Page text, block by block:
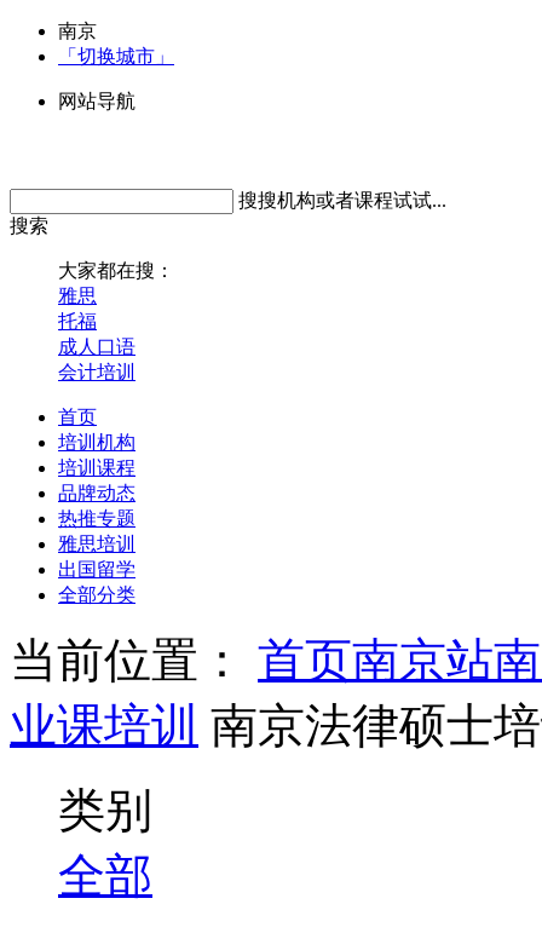
南京
「切换城市」
网站导航
搜搜机构或者课程试试...
搜索
大家都在搜：
雅思
托福
成人口语
会计培训
首页
培训机构
培训课程
品牌动态
热推专题
雅思培训
出国留学
全部分类
当前位置： 首页南京站
业课培训 南京法律硕士
类别
全部